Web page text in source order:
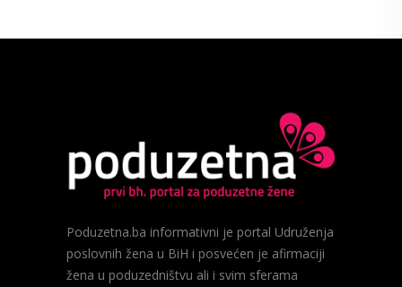
Poduzetna.ba informativni je portal Udruženja
poslovnih žena u BiH i posvećen je afirmaciji
žena u poduzedništvu ali i svim sferama